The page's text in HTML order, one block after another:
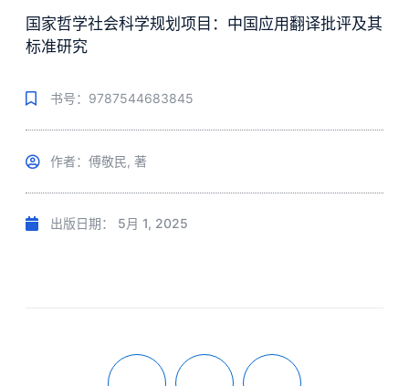
国家哲学社会科学规划项目：中国应用翻译批评及其
标准研究
书号：9787544683845
作者：傅敬民, 著
出版日期： 5月 1, 2025